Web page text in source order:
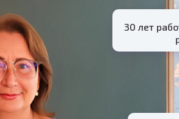
30 лет